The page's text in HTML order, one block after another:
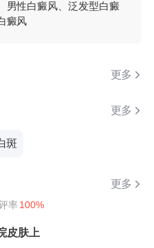
男性白癜风、泛发型白癜
癜风
更多
更多
斑
更多
率 100%
肤上